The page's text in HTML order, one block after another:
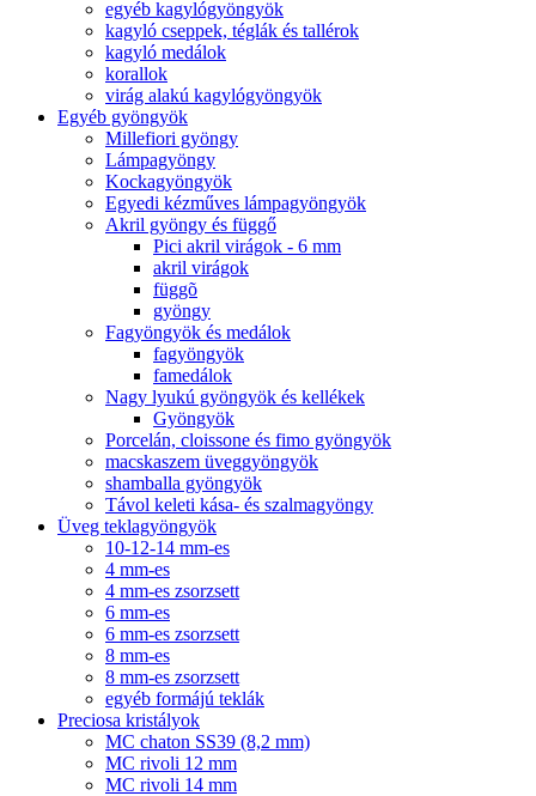
egyéb kagylógyöngyök
kagyló cseppek, téglák és tallérok
kagyló medálok
korallok
virág alakú kagylógyöngyök
Egyéb gyöngyök
Millefiori gyöngy
Lámpagyöngy
Kockagyöngyök
Egyedi kézműves lámpagyöngyök
Akril gyöngy és függő
Pici akril virágok - 6 mm
akril virágok
függõ
gyöngy
Fagyöngyök és medálok
fagyöngyök
famedálok
Nagy lyukú gyöngyök és kellékek
Gyöngyök
Porcelán, cloissone és fimo gyöngyök
macskaszem üveggyöngyök
shamballa gyöngyök
Távol keleti kása- és szalmagyöngy
Üveg teklagyöngyök
10-12-14 mm-es
4 mm-es
4 mm-es zsorzsett
6 mm-es
6 mm-es zsorzsett
8 mm-es
8 mm-es zsorzsett
egyéb formájú teklák
Preciosa kristályok
MC chaton SS39 (8,2 mm)
MC rivoli 12 mm
MC rivoli 14 mm